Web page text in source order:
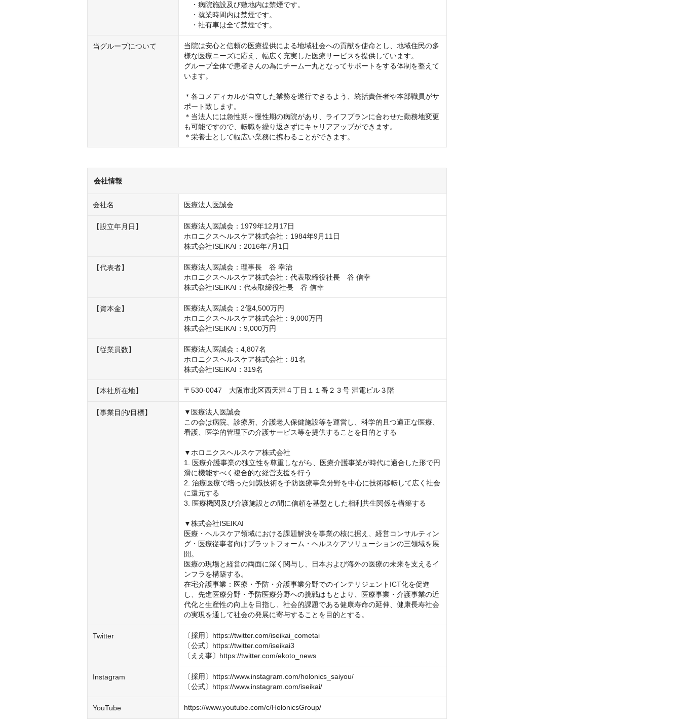
・病院施設及び敷地内は禁煙です。
・就業時間内は禁煙です。
・社有車は全て禁煙です。
当グループについて
当院は安心と信頼の医療提供による地域社会への貢献を使命とし、地域住民の多
様な医療ニーズに応え、幅広く充実した医療サービスを提供しています。
グループ全体で患者さんの為にチーム一丸となってサポートをする体制を整えて
います。
＊各コメディカルが自立した業務を遂行できるよう、統括責任者や本部職員がサ
ポート致します。
＊当法人には急性期～慢性期の病院があり、ライフプランに合わせた勤務地変更
も可能ですので、転職を繰り返さずにキャリアアップができます。
＊栄養士として幅広い業務に携わることができます。
会社情報
会社名 医療法人医誠会
【設立年月日】
医療法人医誠会：1979年12月17日
ホロニクスヘルスケア株式会社：1984年9月11日
株式会社ISEIKAI：2016年7月1日
【代表者】
医療法人医誠会：理事長　谷 幸治
ホロニクスヘルスケア株式会社：代表取締役社長　谷 信幸
株式会社ISEIKAI：代表取締役社長　谷 信幸
【資本金】
医療法人医誠会：2億4,500万円
ホロニクスヘルスケア株式会社：9,000万円
株式会社ISEIKAI：9,000万円
【従業員数】
医療法人医誠会：4,807名
ホロニクスヘルスケア株式会社：81名
株式会社ISEIKAI：319名
【本社所在地】 〒530-0047　大阪市北区西天満４丁目１１番２３号 満電ビル３階
【事業目的/目標】
▼医療法人医誠会
この会は病院、診療所、介護老人保健施設等を運営し、科学的且つ適正な医療、
看護、医学的管理下の介護サービス等を提供することを目的とする
▼ホロニクスヘルスケア株式会社
1. 医療介護事業の独立性を尊重しながら、医療介護事業が時代に適合した形で円
滑に機能すべく複合的な経営支援を行う
2. 治療医療で培った知識技術を予防医療事業分野を中心に技術移転して広く社会
に還元する
3. 医療機関及び介護施設との間に信頼を基盤とした相利共生関係を構築する
▼株式会社ISEIKAI
医療・ヘルスケア領域における課題解決を事業の核に据え、経営コンサルティン
グ・医療従事者向けプラットフォーム・ヘルスケアソリューションの三領域を展
開。
医療の現場と経営の両面に深く関与し、日本および海外の医療の未来を支えるイ
ンフラを構築する。
在宅介護事業：医療・予防・介護事業分野でのインテリジェントICT化を促進
し、先進医療分野・予防医療分野への挑戦はもとより、医療事業・介護事業の近
代化と生産性の向上を目指し、社会的課題である健康寿命の延伸、健康長寿社会
の実現を通して社会の発展に寄与することを目的とする。
Twitter
〔採用〕https://twitter.com/iseikai_cometai
〔公式〕https://twitter.com/iseikai3
〔ええ事〕https://twitter.com/ekoto_news
Instagram
〔採用〕https://www.instagram.com/holonics_saiyou/
〔公式〕https://www.instagram.com/iseikai/
YouTube https://www.youtube.com/c/HolonicsGroup/